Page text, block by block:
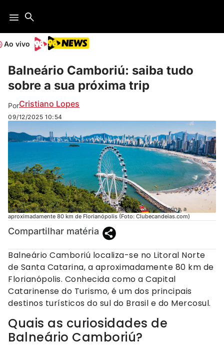
Ao vivo
Balneário Camboriú: saiba tudo
sobre a sua próxima trip
PorCristiano Lopes
09/12/2025 10:54
Balneário Camboriú localiza-se no Litoral Norte de Santa Catarina, a
aproximadamente 80 km de Florianópolis (Foto: Clubecandeias.com)
Compartilhar matéria
Balneário Camboriú localiza-se no Litoral Norte
de Santa Catarina, a aproximadamente 80 km de
Florianópolis. Conhecida como a Capital
Catarinense do Turismo, é um dos principais
destinos turísticos do sul do Brasil e do Mercosul.
Quais as curiosidades de
Balneário Camboriú?